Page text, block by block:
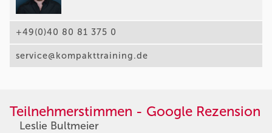
+49(0)40 80 81 375 0
service@kompakttraining.de
Teilnehmerstimmen - Google Rezension
Leslie Bultmeier